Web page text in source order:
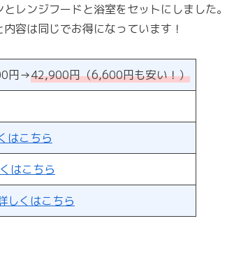
レンジフードと浴室をセットにしました。
容は同じでお得になっています！
円→42,900円（6,600円も安い！）
はこちら
はこちら
しくはこちら